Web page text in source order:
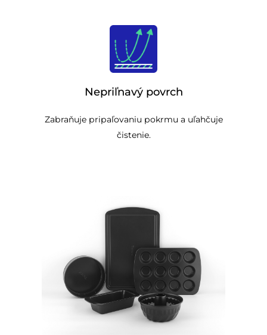
Nepriľnavý povrch
Zabraňuje pripaľovaniu pokrmu a uľahčuje
čistenie.